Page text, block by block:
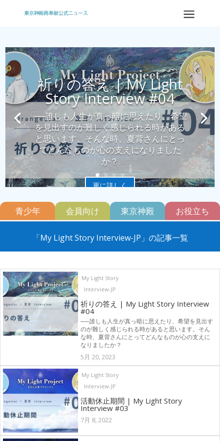
a
祈りの答え | My Light
Story Interview #04
──誰しも人生が真っ暗に思えたり、希望
を見出すのが難しく感じられる時がある
と思います。そんな時、夏背さんにとっ
てどんなものが心の支えになりました
か？
更に詳しく
青少年 会員向け 東京神殿 お役立ち
「My Light Story Interview-JP」の記事一覧
My Light Story
Interview-JP
祈りの答え | My Light Story Interview
#04
──誰しも人生が真っ暗に思えたり、希望を見出す
のが難しく感じられる時があると思います。そん
な時、夏背さんにとってどんなものが心の支えに
なりましたか？
5月 20, 2023
My Light Story
Interview-JP
活動休止期間 | My Light Story
Interview #03
7月 8, 2022